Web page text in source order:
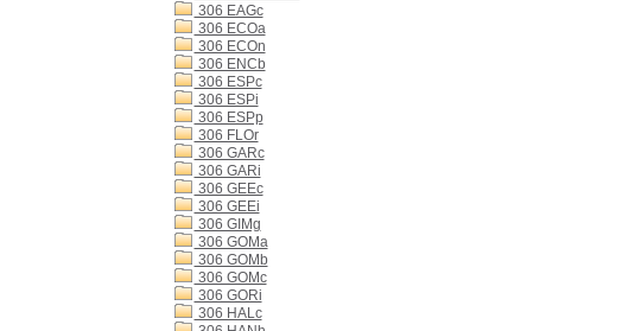
306 EAGc
306 ECOa
306 ECOn
306 ENCb
306 ESPc
306 ESPi
306 ESPp
306 FLOr
306 GARc
306 GARi
306 GEEc
306 GEEi
306 GIMg
306 GOMa
306 GOMb
306 GOMc
306 GORi
306 HALc